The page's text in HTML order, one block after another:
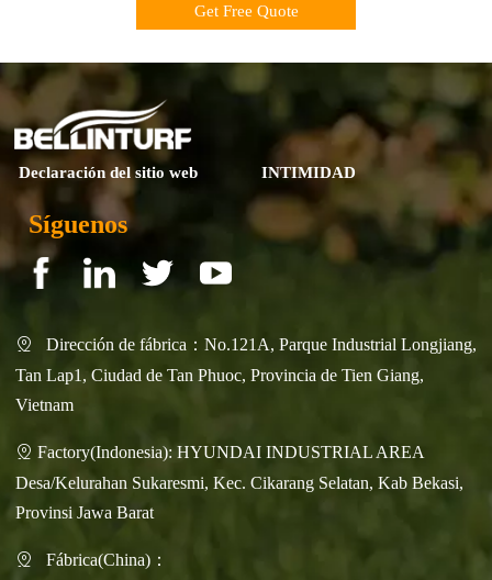
Get Free Quote
Declaración del sitio web INTIMIDAD
Síguenos

Dirección de fábrica：No.121A, Parque Industrial Longjiang,
Tan Lap1, Ciudad de Tan Phuoc, Provincia de Tien Giang,
Vietnam
 Factory(Indonesia): HYUNDAI INDUSTRIAL AREA
Desa/Kelurahan Sukaresmi, Kec. Cikarang Selatan, Kab Bekasi,
Provinsi Jawa Barat
 Fábrica(China)：